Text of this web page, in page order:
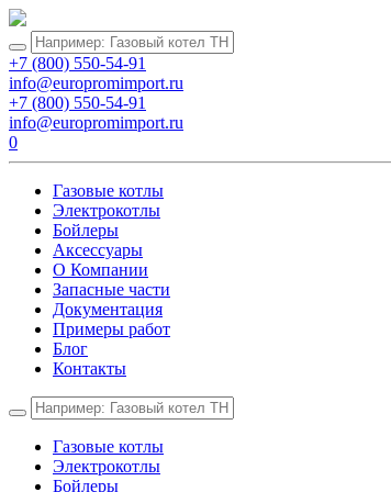
+7 (800) 550-54-91
info@europromimport.ru
+7 (800) 550-54-91
info@europromimport.ru
0
Газовые котлы
Электрокотлы
Бойлеры
Аксессуары
О Компании
Запасные части
Документация
Примеры работ
Блог
Контакты
Газовые котлы
Электрокотлы
Бойлеры